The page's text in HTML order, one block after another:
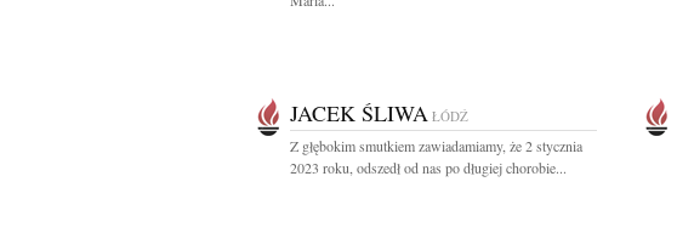
JACEK ŚLIWA ŁÓDŹ
Z głębokim smutkiem zawiadamiamy, że 2 stycznia
2023 roku, odszedł od nas po długiej chorobie...